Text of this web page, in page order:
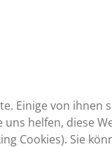
Einige von ihnen
helfen, diese
Cookies). Sie